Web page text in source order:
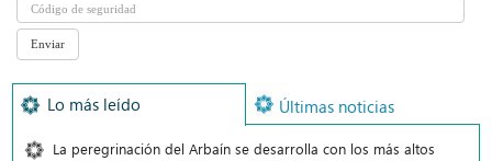
Lo más leído Últimas noticias
La peregrinación del Arbaín se desarrolla con los más altos